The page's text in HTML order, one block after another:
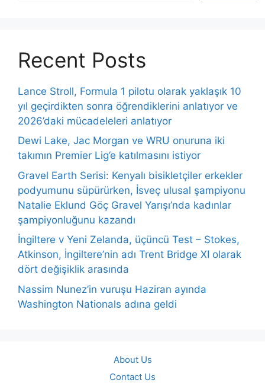
Recent Posts
Lance Stroll, Formula 1 pilotu olarak yaklaşık 10
yıl geçirdikten sonra öğrendiklerini anlatıyor ve
2026’daki mücadeleleri anlatıyor
Dewi Lake, Jac Morgan ve WRU onuruna iki
takımın Premier Lig’e katılmasını istiyor
Gravel Earth Serisi: Kenyalı bisikletçiler erkekler
podyumunu süpürürken, İsveç ulusal şampiyonu
Natalie Eklund Göç Gravel Yarışı’nda kadınlar
şampiyonluğunu kazandı
İngiltere v Yeni Zelanda, üçüncü Test – Stokes,
Atkinson, İngiltere’nin adı Trent Bridge XI olarak
dört değişiklik arasında
Nassim Nunez’in vuruşu Haziran ayında
Washington Nationals adına geldi
About Us
Contact Us